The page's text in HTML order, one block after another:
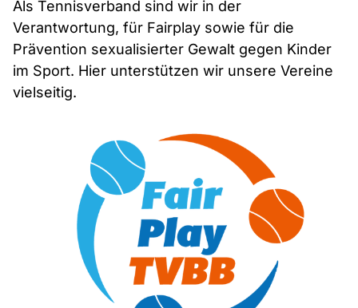
Als Tennisverband sind wir in der
Verantwortung, für Fairplay sowie für die
Prävention sexualisierter Gewalt gegen Kinder
im Sport. Hier unterstützen wir unsere Vereine
vielseitig.